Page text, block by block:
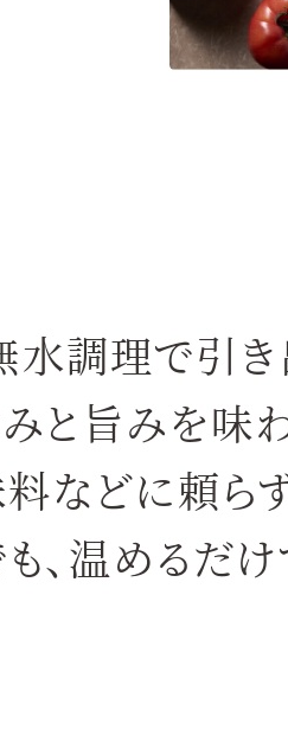
水調理で引き
と旨みを味
などに頼らず
、温めるだ